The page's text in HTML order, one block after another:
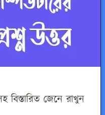
বিস্তারিত জেনে রাখুন